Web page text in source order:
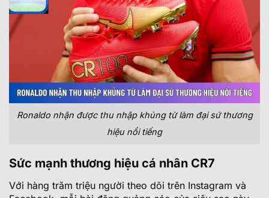
Ronaldo nhận được thu nhập khủng từ làm đại sứ thương
hiệu nổi tiếng
Sức mạnh thương hiệu cá nhân CR7
Với hàng trăm triệu người theo dõi trên Instagram và